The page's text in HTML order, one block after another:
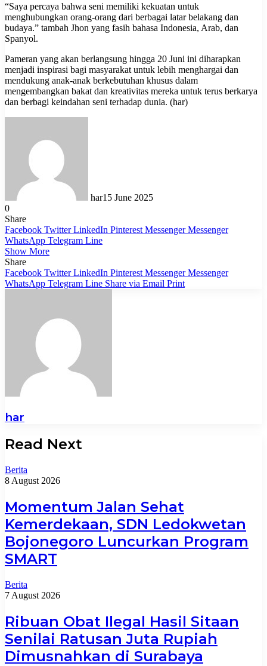
“Saya percaya bahwa seni memiliki kekuatan untuk
menghubungkan orang-orang dari berbagai latar belakang dan
budaya.” tambah Jhon yang fasih bahasa Indonesia, Arab, dan
Spanyol.
Pameran yang akan berlangsung hingga 20 Juni ini diharapkan
menjadi inspirasi bagi masyarakat untuk lebih menghargai dan
mendukung anak-anak berkebutuhan khusus dalam
mengembangkan bakat dan kreativitas mereka untuk terus berkarya
dan berbagi keindahan seni terhadap dunia. (har)
har15 June 2025
0
Share
Facebook Twitter LinkedIn Pinterest Messenger Messenger
WhatsApp Telegram Line
Show More
Share
Facebook Twitter LinkedIn Pinterest Messenger Messenger
WhatsApp Telegram Line Share via Email Print
har
Read Next
Berita
8 August 2026
Momentum Jalan Sehat
Kemerdekaan, SDN Ledokwetan
Bojonegoro Luncurkan Program
SMART
Berita
7 August 2026
Ribuan Obat Ilegal Hasil Sitaan
Senilai Ratusan Juta Rupiah
Dimusnahkan di Surabaya